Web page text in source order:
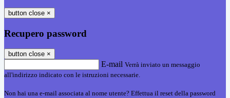
button close ×
Recupero password
button close ×
E-mail Verrà inviato un messaggio
all'indirizzo indicato con le istruzioni necessarie.
Non hai una e-mail associata al nome utente? Effettua il reset della password